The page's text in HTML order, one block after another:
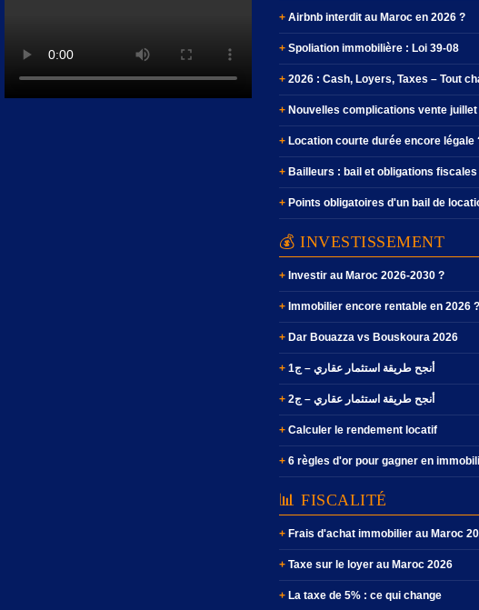
Airbnb interdit au Maroc en 2026 ?
Spoliation immobilière : Loi 39-08
2026 : Cash, Loyers, Taxes – Tout
Nouvelles complications vente juillet
Location courte durée encore légale
Bailleurs : bail et obligations fiscales
Points obligatoires d'un bail de
💰 INVESTISSEMENT
Investir au Maroc 2026-2030 ?
Immobilier encore rentable en 2026 ?
Dar Bouazza vs Bouskoura 2026
أنجح طريقة استثمار عقاري – ج1
أنجح طريقة استثمار عقاري – ج2
Calculer le rendement locatif
6 règles d'or pour gagner en
📊 FISCALITÉ
Frais d'achat immobilier au Maroc
Taxe sur le loyer au Maroc 2026
La taxe de 5% : ce qui change